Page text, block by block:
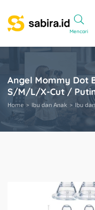
Mencari
Angel Mommy Dot
S/M/L/X-Cut /
Home Ibu dan Anak Ibu